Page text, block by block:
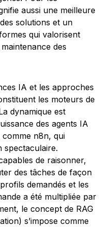
aussi une meilleure
solutions et un
qui valorisent
des
IA et les approches
les moteurs de
dynamique est
des agents IA
comme n8n, qui
spectaculaire.
de raisonner,
des tâches de façon
demandés et les
a été multipliée par
le concept de RAG
s’impose comme